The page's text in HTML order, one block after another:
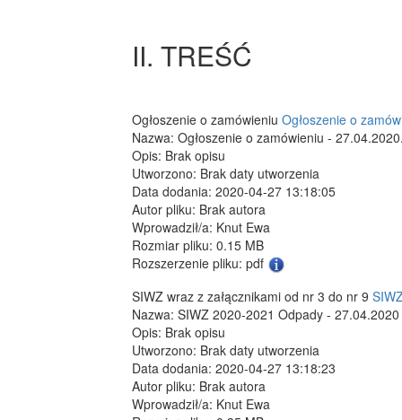
II. TREŚĆ
Ogłoszenie o zamówieniu Ogłoszenie o
Nazwa: Ogłoszenie o zamówieniu -
Opis: Brak opisu
Utworzono: Brak daty utworzenia
Data dodania: 2020-04-27 13:18:05
Autor pliku: Brak autora
Wprowadził/a: Knut Ewa
Rozmiar pliku: 0.15 MB
Rozszerzenie pliku: pdf
SIWZ wraz z załącznikami od nr 3 do nr 9
Nazwa: SIWZ 2020-2021 Odpady -
Opis: Brak opisu
Utworzono: Brak daty utworzenia
Data dodania: 2020-04-27 13:18:23
Autor pliku: Brak autora
Wprowadził/a: Knut Ewa